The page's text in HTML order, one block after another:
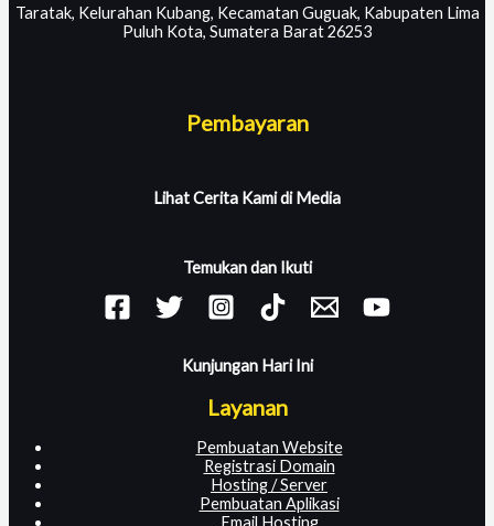
Taratak, Kelurahan Kubang, Kecamatan Guguak, Kabupaten Lima
Puluh Kota, Sumatera Barat 26253
Pembayaran
Lihat Cerita Kami di Media
Temukan dan Ikuti
Kunjungan Hari Ini
Layanan
Pembuatan Website
Registrasi Domain
Hosting / Server
Pembuatan Aplikasi